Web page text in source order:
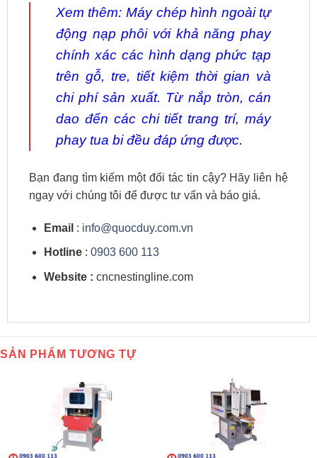
Xem thêm: Máy chép hình ngoài tự
động nạp phôivới khả năng phay
chính xác các hình dạng phức tạp
trên gỗ, tre, tiết kiệm thời gian và
chi phí sản xuất. Từ nắp tròn, cán
dao đến các chi tiết trang trí, máy
phay tua bi đều đáp ứng được.
Bạn đang tìm kiếm một đối tác tin cậy? Hãy liên hệ
ngay với chúng tôi để được tư vấn và báo giá.
Email : info@quocduy.com.vn
Hotline: 0903 600 113
Website : cncnestingline.com
SẢN PHẨM TƯƠNG TỰ